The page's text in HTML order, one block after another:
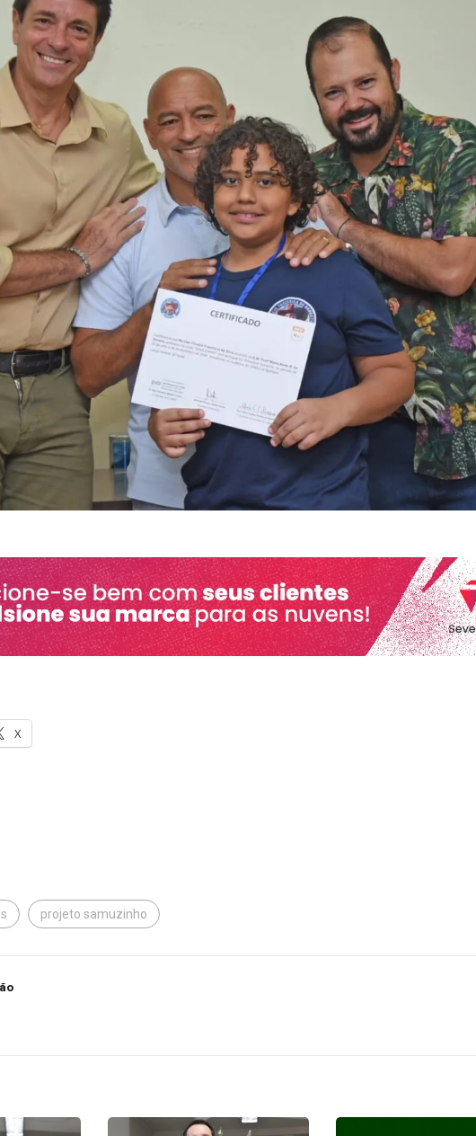
X
projeto samuzinho